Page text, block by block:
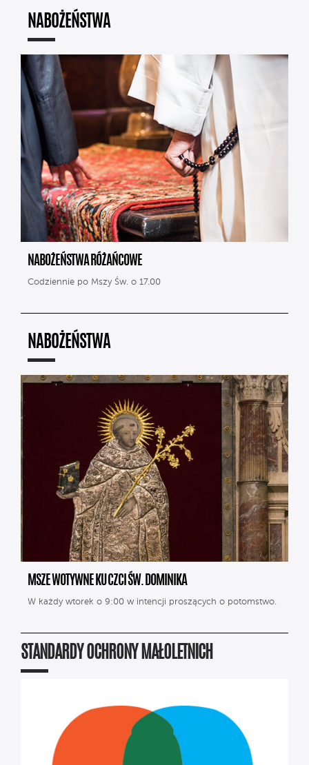
NABOŻEŃSTWA
NABOŻEŃSTWA RÓŻAŃCOWE
Codziennie po Mszy Św. o 17.00
NABOŻEŃSTWA
MSZE WOTYWNE KU CZCI ŚW. DOMINIKA
W każdy wtorek o 9:00 w intencji proszących o potomstwo.
STANDARDY OCHRONY MAŁOLETNICH